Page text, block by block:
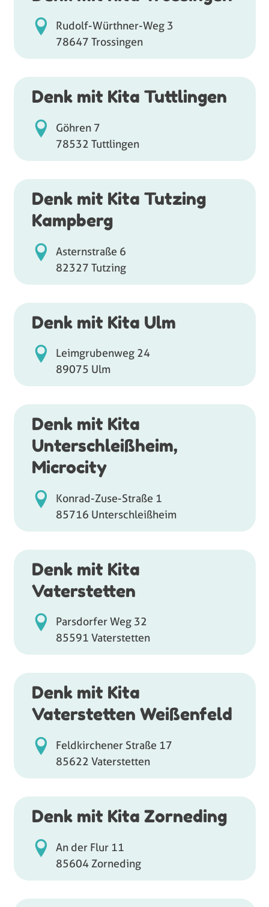
Rudolf-Würthner-Weg 3
78647 Trossingen
Denk mit Kita Tuttlingen
Göhren 7
78532 Tuttlingen
Denk mit Kita Tutzing
Kampberg
Asternstraße 6
82327 Tutzing
Denk mit Kita Ulm
Leimgrubenweg 24
89075 Ulm
Denk mit Kita
Unterschleißheim,
Microcity
Konrad-Zuse-Straße 1
85716 Unterschleißheim
Denk mit Kita
Vaterstetten
Parsdorfer Weg 32
85591 Vaterstetten
Denk mit Kita
Vaterstetten Weißenfeld
Feldkirchener Straße 17
85622 Vaterstetten
Denk mit Kita Zorneding
An der Flur 11
85604 Zorneding